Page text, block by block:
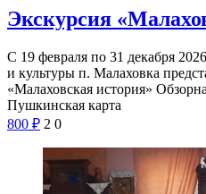
Экскурсия
С 19 февраля по 31 декабря
и культуры п. Малаховка
«Малаховская история»
Пушкинская карта
800 ₽ 2 0